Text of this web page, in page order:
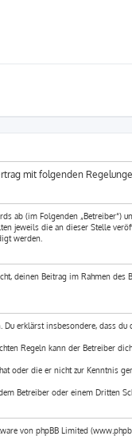
mit folgenden
ab (im Folgenden „Betreiber“)
jeweils die an dieser Stelle
werden.
deinen Beitrag im Rahmen des
erklärst insbesondere, dass
Regeln kann der Betreiber
die er nicht zur Kenntnis
Betreiber oder einem Dritten
von phpBB Limited